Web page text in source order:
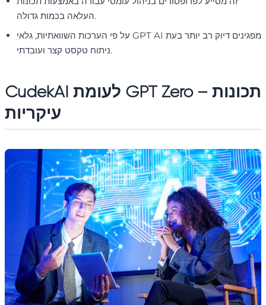
העלאה בכמות גדולה.
על פי הערכות השוואתיות, גלאי GPT AI מפגינים דיוק רב יותר בעת
ניתוח טקסט קצר ועובדתי.
CudekAI לעומת GPT Zero – תכונות
עיקריות